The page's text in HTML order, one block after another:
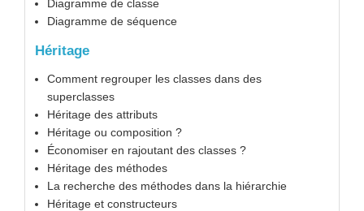
Diagramme de classe
Diagramme de séquence
Héritage
Comment regrouper les classes dans des
superclasses
Héritage des attributs
Héritage ou composition ?
Économiser en rajoutant des classes ?
Héritage des méthodes
La recherche des méthodes dans la hiérarchie
Héritage et constructeurs